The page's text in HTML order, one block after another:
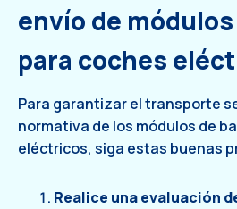
envío de
para coches
Para garantizar el transporte
normativa de los módulos de
eléctricos, siga estas buenas
Realice una evaluación